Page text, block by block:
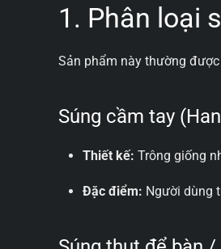
1. Phân loại
Sản phẩm này thường
Súng cầm tay
Thiết kế: Trông giống
Đặc điểm: Người dùng